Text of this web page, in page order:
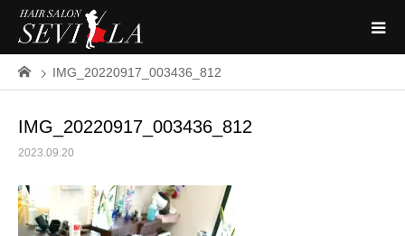
IMG_20220917_003436_812
IMG_20220917_003436_812
2023.09.20